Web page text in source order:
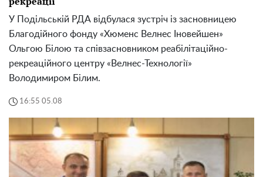
У Подільській РДА відбулася зустріч із засновницею
Благодійного фонду «Хюменс Велнес Іновейшен»
Ольгою Білою та співзасновником реабілітаційно-
рекреаційного центру «Велнес-Технології»
Володимиром Білим.
16:55 05.08